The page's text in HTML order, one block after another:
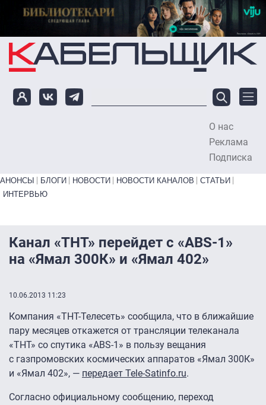
Перейти к основному содержанию
О нас
Реклама
Подписка
Primary links bottom
АНОНСЫ БЛОГИ НОВОСТИ НОВОСТИ КАНАЛОВ
СТАТЬИ
ИНТЕРВЬЮ
Канал «ТНТ» перейдет с «ABS-1»
на «Ямал 300К» и «Ямал 402»
10.06.2013 11:23
Компания «ТНТ-Телесеть» сообщила, что в ближайшие
пару месяцев откажется от трансляции телеканала
«ТНТ» со спутика «ABS-1» в пользу вещания
с газпромовских космических аппаратов «Ямал 300К»
и «Ямал 402», — передает Tele-Satinfo.ru.
Согласно официальному сообщению, переход